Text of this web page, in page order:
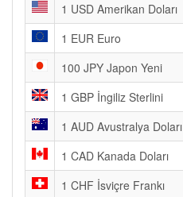
1 USD Amerikan Doları
1 EUR Euro
100 JPY Japon Yeni
1 GBP İngiliz Sterlini
1 AUD Avustralya Doları
1 CAD Kanada Doları
1 CHF İsviçre Frankı